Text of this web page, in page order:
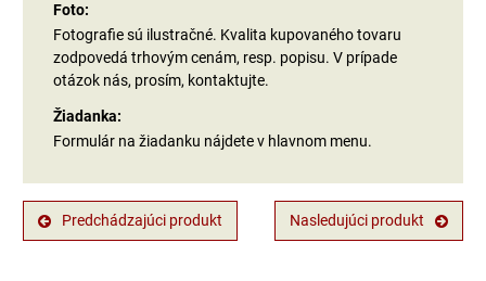
Foto:
Fotografie sú ilustračné. Kvalita kupovaného tovaru
zodpovedá trhovým cenám, resp. popisu. V prípade
otázok nás, prosím, kontaktujte.
Žiadanka:
Formulár na žiadanku nájdete v hlavnom menu.
Predchádzajúci produkt Nasledujúci produkt